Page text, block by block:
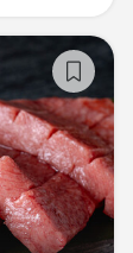
費支給／寮・
あり／服
・バイク通勤
社50％以上／
も、この仕
に女性スタッ
の環境で
の環境で
の環境で